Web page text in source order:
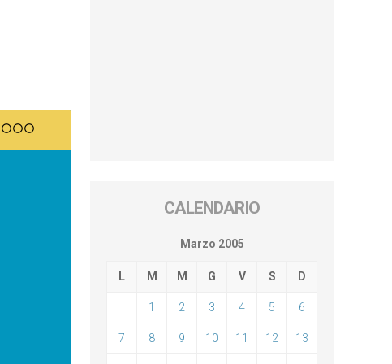
CALENDARIO
Marzo 2005
L M M G V S D
1 2 3 4 5 6
7 8 9 10 11 12 13